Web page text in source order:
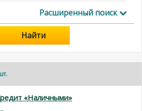
Расширенный поиск
Найти
«Наличными»